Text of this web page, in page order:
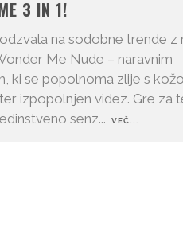
3 IN 1!
na sodobne trende z
Me Nude – naravnim
ki se popolnoma zlije s
izpopolnjen videz. Gre za
senz... VEČ...